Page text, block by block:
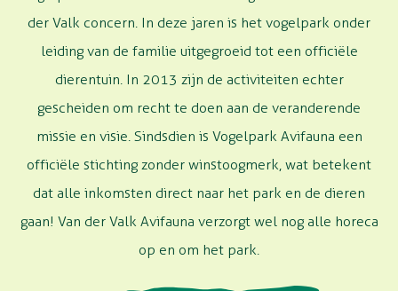
der Valk concern. In deze jaren is het vogelpark onder
leiding van de familie uitgegroeid tot een officiële
dierentuin. In 2013 zijn de activiteiten echter
gescheiden om recht te doen aan de veranderende
missie en visie. Sindsdien is Vogelpark Avifauna een
officiële stichting zonder winstoogmerk, wat betekent
dat alle inkomsten direct naar het park en de dieren
gaan! Van der Valk Avifauna verzorgt wel nog alle horeca
op en om het park.